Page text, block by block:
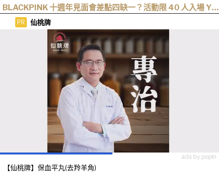
晚！
BLACKPINK 十週年見面會差點四缺一？活動限 40 人入場 YG
PR 仙桃牌
ads by popIn
【仙桃牌】保血平丸(去羚羊角)